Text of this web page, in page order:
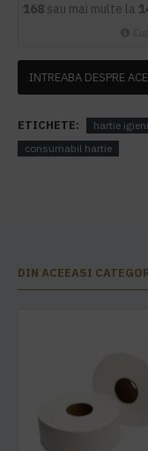
168 sau mai multe la
INTREABA DESPRE
ETICHETE: hartie
consumabil hartie
DIN ACEEASI